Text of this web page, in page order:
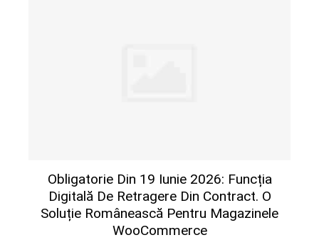
Obligatorie Din 19 Iunie 2026: Funcția
Digitală De Retragere Din Contract. O
Soluție Românească Pentru Magazinele
WooCommerce